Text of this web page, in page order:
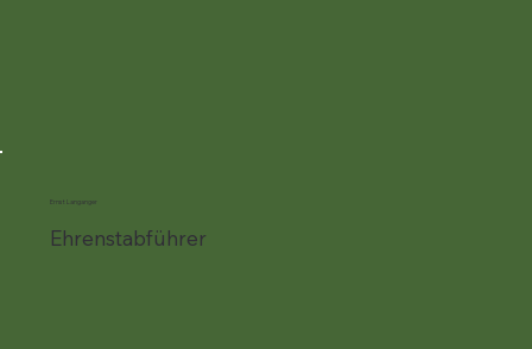
Ernst Langanger
Ehrenstabführer